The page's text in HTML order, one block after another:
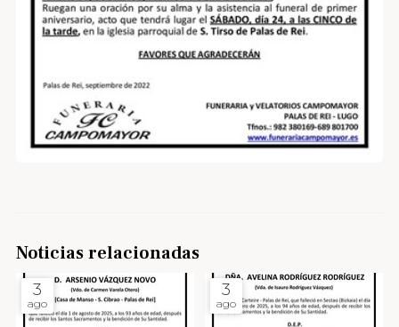
Noticias relacionadas
3
ago
3
ago